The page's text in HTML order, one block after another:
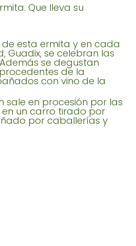
Que lleva su
de esta ermita y en cada
Guadix, se celebran las
se degustan
de la
con vino de la
sale en procesión por las
un carro tirado por
por caballerías y